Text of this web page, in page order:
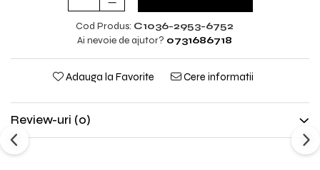
Cod Produs: C1036-2953-6752
Ai nevoie de ajutor? 0731686718
Adauga la Favorite Cere informatii
Review-uri (0)